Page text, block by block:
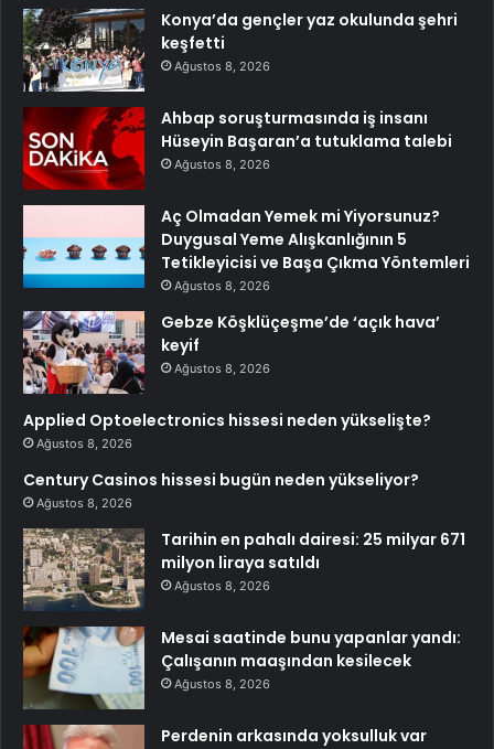
Konya’da gençler yaz okulunda şehri
keşfetti
Ağustos 8, 2026
Ahbap soruşturmasında iş insanı
Hüseyin Başaran’a tutuklama talebi
Ağustos 8, 2026
Aç Olmadan Yemek mi Yiyorsunuz?
Duygusal Yeme Alışkanlığının 5
Tetikleyicisi ve Başa Çıkma Yöntemleri
Ağustos 8, 2026
Gebze Köşklüçeşme’de ‘açık hava’
keyif
Ağustos 8, 2026
Applied Optoelectronics hissesi neden yükselişte?
Ağustos 8, 2026
Century Casinos hissesi bugün neden yükseliyor?
Ağustos 8, 2026
Tarihin en pahalı dairesi: 25 milyar 671
milyon liraya satıldı
Ağustos 8, 2026
Mesai saatinde bunu yapanlar yandı:
Çalışanın maaşından kesilecek
Ağustos 8, 2026
Perdenin arkasında yoksulluk var